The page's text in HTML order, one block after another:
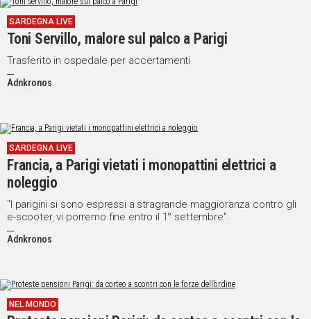
SARDEGNA LIVE
Toni Servillo, malore sul palco a Parigi
Trasferito in ospedale per accertamenti
Adnkronos
SARDEGNA LIVE
Francia, a Parigi vietati i monopattini elettrici a
noleggio
"I parigini si sono espressi a stragrande maggioranza contro gli
e-scooter, vi porremo fine entro il 1° settembre".
Adnkronos
NEL MONDO